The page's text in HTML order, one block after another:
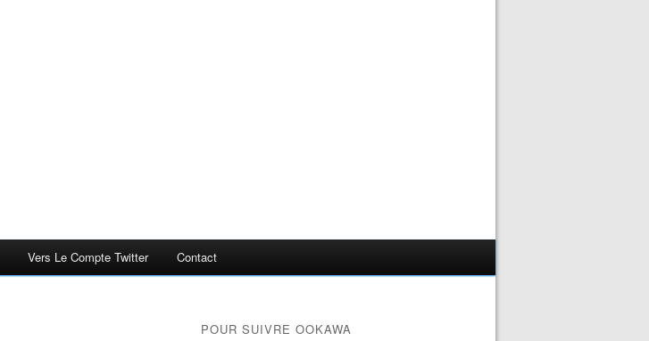
Vers Le Compte Twitter Contact
POUR SUIVRE OOKAWA